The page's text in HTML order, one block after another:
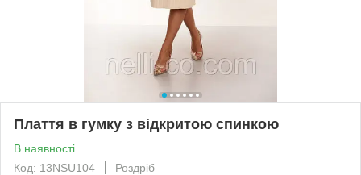
Плаття в гумку з відкритою спинкою
В наявності
Код: 13NSU104
Роздріб